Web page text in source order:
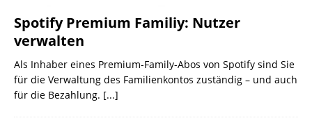
Spotify Premium Familiy: Nutzer
verwalten
Als Inhaber eines Premium-Family-Abos von Spotify sind Sie
für die Verwaltung des Familienkontos zuständig – und auch
für die Bezahlung. [...]